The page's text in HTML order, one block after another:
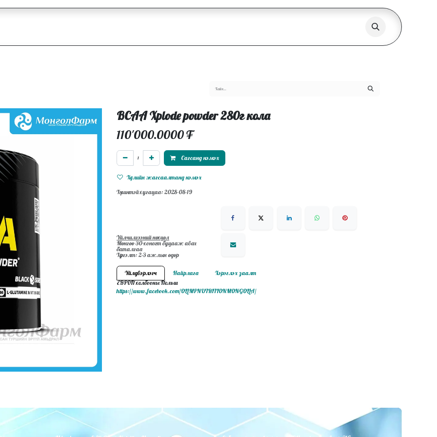
BCAA Xplode powder 280г кола
110'000.0000₮
Сагсанд нэмэх
Хүслийн жагсаалтанд нэмэх
Хүчинтэй хугацаа: 2028-08-19
Үйлчилгээний нөхцөл
Мөнгөө 30-хоногт буцааж авах
баталгаа
Хүргэлт: 2-3 ажлын өдөр
Үйлдвэрлэгч Найрлага
Хэрэглэх заалт
ЕВРОП холбооны Польш
https://www.facebook.com/OLIMPNUTRITIONMONGOLIA/